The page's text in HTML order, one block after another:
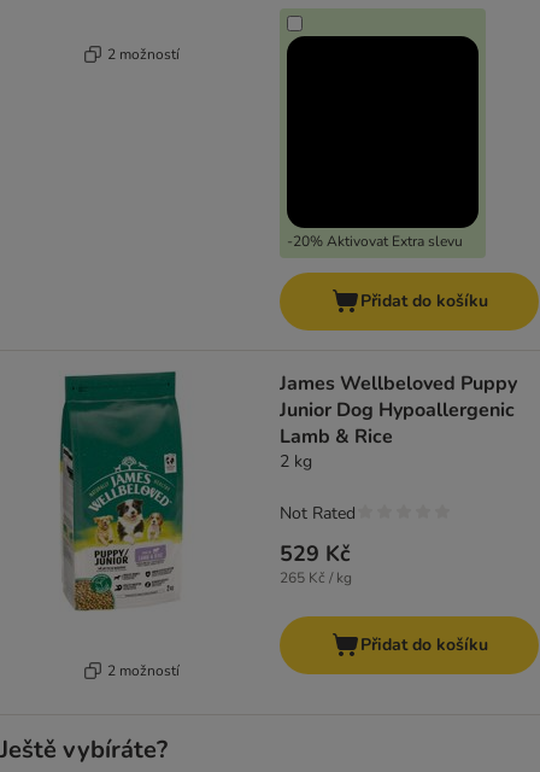
2 možností
-20% Aktivovat Extra slevu
Přidat do košíku
2 možností
James Wellbeloved Puppy
Junior Dog Hypoallergenic
Lamb & Rice
2 kg
529 Kč
265 Kč / kg
Not Rated
Přidat do košíku
Ještě vybíráte?